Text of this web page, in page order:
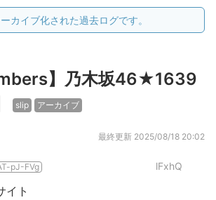
カイブ化された過去ログです。
】乃木坂46★1639
slip アーカイブ
最終更新 2025/08/18 20:02
pJ-FVg lFxhQ
イト